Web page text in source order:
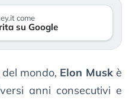
come
su Google
mondo, Elon Muskè
anni consecutivi e